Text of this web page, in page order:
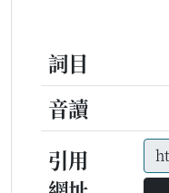
詞目
音讀
引用